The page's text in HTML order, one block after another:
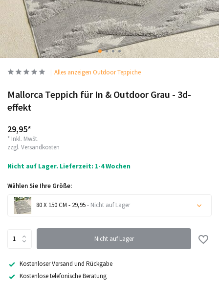
Alles anzeigen Outdoor Teppiche
Mallorca Teppich für In & Outdoor Grau - 3d-
effekt
29,95*
* Inkl. MwSt.
zzgl. Versandkosten
Nicht auf Lager. Lieferzeit: 1-4 Wochen
Wählen Sie Ihre Größe:
80 X 150 CM - 29,95- Nicht auf Lager
Nicht auf Lager
Nicht auf Lager
Kostenloser Versand und Rückgabe
Kostenlose telefonische Beratung